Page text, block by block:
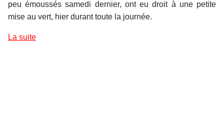
peu émoussés samedi dernier, ont eu droit à une petite
mise au vert, hier durant toute la journée.
La suite